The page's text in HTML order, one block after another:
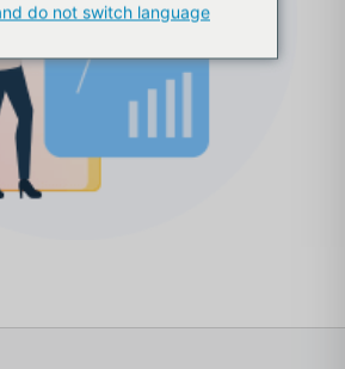
do not switch language